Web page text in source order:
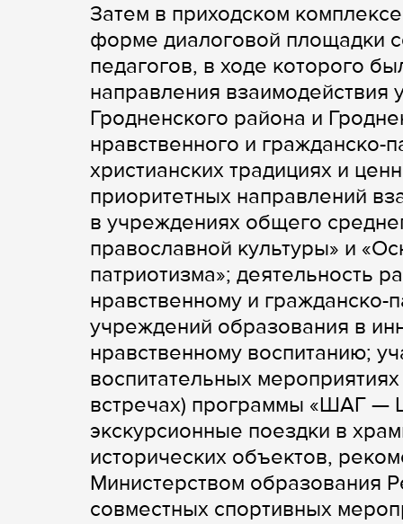
Затем в приходском
форме диалоговой площадки
педагогов, в ходе которого
направления
Гродненского района и
нравственного и гражданско-
христианских традициях и
приоритетных направлений
в учреждениях общего
православной культуры» и
патриотизма»; деятельность
нравственному и гражданско-
учреждений образования в
нравственному воспитанию;
воспитательных
встречах) программы «ШАГ —
экскурсионные поездки в
исторических объектов,
Министерством образования
совместных спортивных